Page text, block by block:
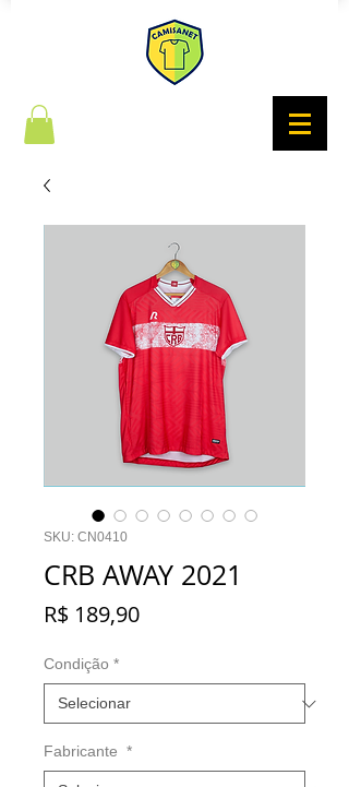
SKU: CN0410
CRB AWAY 2021
R$ 189,90Preço
Condição *
Fabricante *